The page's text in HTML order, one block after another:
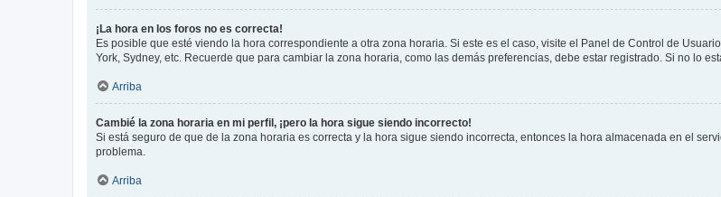
¡La hora en los foros no es correcta!
Es posible que esté viendo la hora correspondiente a otra zona horaria. Si este es el caso, visite el Panel de Control de
York, Sydney, etc. Recuerde que para cambiar la zona horaria, como las demás preferencias, debe estar registrado. Si no lo
Arriba
Cambié la zona horaria en mi perfil, ¡pero la hora sigue siendo incorrecto!
Si está seguro de que de la zona horaria es correcta y la hora sigue siendo incorrecta, entonces la hora almacenada en el
problema.
Arriba